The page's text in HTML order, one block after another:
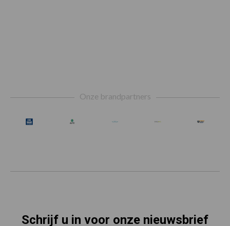
Onze brandpartners
Schrijf u in voor onze nieuwsbrief